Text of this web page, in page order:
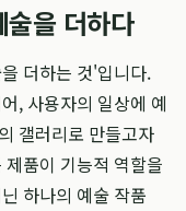
을 더하다
더하는 것'입니다.
, 사용자의 일상에 예
갤러리로 만들고자
품이 기능적 역할을
하나의 예술 작품